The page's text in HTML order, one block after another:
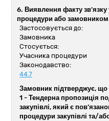
6. Виявлення факту
процедури або замовником
Застосовується до:
Замовника
Стосується:
Учасника процедури
Законодавство:
44.7
Замовник підтверджує, що
1 - Тендерна пропозиція
закупівлі, який є
процедури закупівлі та/